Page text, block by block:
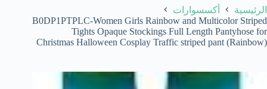
الرئيسية
أكسسوارات
B0DP1PTPLC-Women Girls Rainbow and Multicolor Striped
Tights Opaque Stockings Full Length Pantyhose for
Christmas Halloween Cosplay Traffic striped pant (Rainbow)